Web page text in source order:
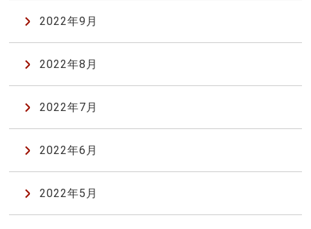
2022年9月
2022年8月
2022年7月
2022年6月
2022年5月